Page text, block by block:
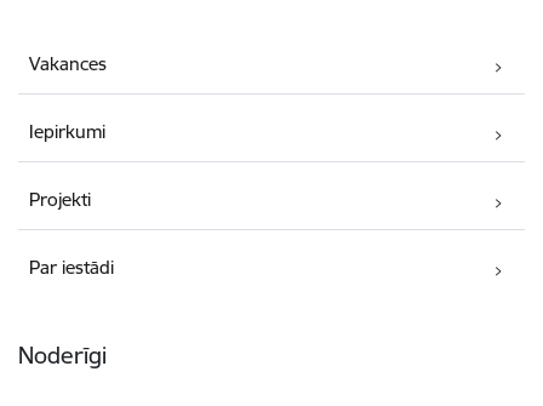
Vakances
Iepirkumi
Projekti
Par iestādi
Noderīgi